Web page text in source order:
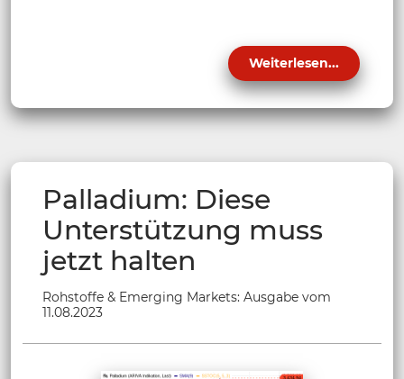
Weiterlesen...
Palladium: Diese
Unterstützung muss
jetzt halten
Rohstoffe & Emerging Markets: Ausgabe vom
11.08.2023